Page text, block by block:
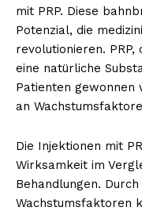
mit PRP. Diese
Potenzial, die
revolutionieren.
eine natürliche
Patienten gewonnen
an
Die Injektionen mit
Wirksamkeit im
Behandlungen.
Wachstumsfaktoren